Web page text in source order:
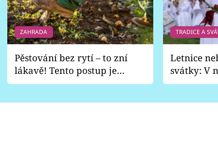
ZAHRADA
Pěstování bez rytí – to zní
lákavě! Tento postup je
vhodný jen pro některé
TRADICE A
Letnice
svátky: V
pondělí